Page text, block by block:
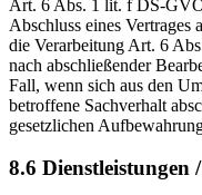
Art. 6 Abs. 1 lit. f DS-
Abschluss eines Vertrages
die Verarbeitung Art. 6
nach abschließender
Fall, wenn sich aus den
betroffene Sachverhalt
gesetzlichen
8.6 Dienstleistungen